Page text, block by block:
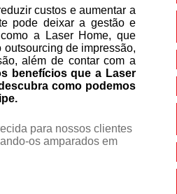
custos e aumentar a
pode deixar a gestão e
a Laser Home, que
de impressão,
além de contar com a
benefícios que a Laser
como podemos
para nossos clientes
os amparados em